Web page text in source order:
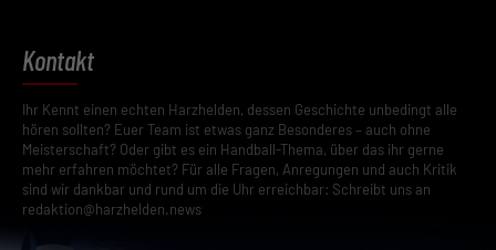
Kontakt
Ihr Kennt einen echten Harzhelden, dessen Geschichte unbedingt alle
hören sollten? Euer Team ist etwas ganz Besonderes – auch ohne
Meisterschaft? Oder gibt es ein Handball-Thema, über das ihr gerne
mehr erfahren möchtet? Für alle Fragen, Anregungen und auch Kritik
sind wir dankbar und rund um die Uhr erreichbar: Schreibt uns an
redaktion@harzhelden.news